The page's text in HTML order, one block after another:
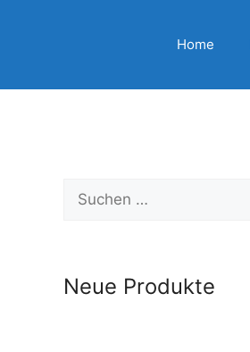
Home
Suchen
nach:
Neue Produkte